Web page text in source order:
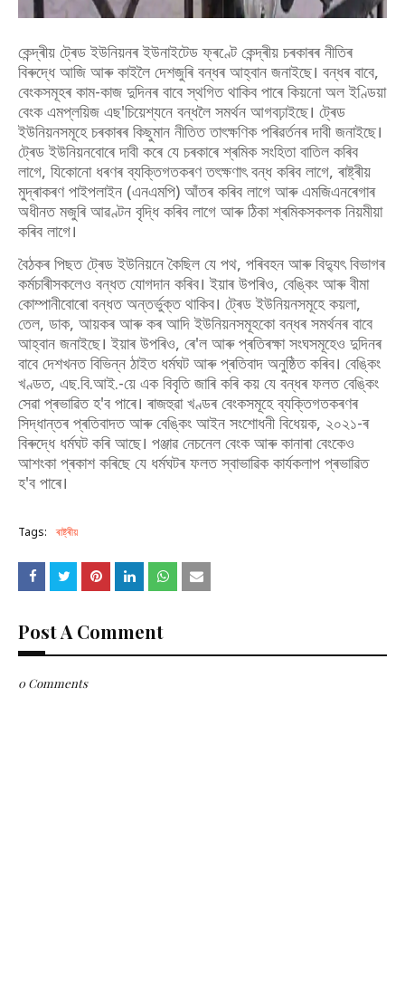
কেন্দ্ৰীয় ট্ৰেড ইউনিয়নৰ ইউনাইটেড ফ্ৰণ্টে কেন্দ্ৰীয় চৰকাৰৰ নীতিৰ
বিৰুদ্ধে আজি আৰু কাইলৈ দেশজুৰি বন্ধৰ আহ্বান জনাইছে। বন্ধৰ বাবে,
বেংকসমূহৰ কাম-কাজ দুদিনৰ বাবে স্থগিত থাকিব পাৰে কিয়নো অল ইণ্ডিয়া
বেংক এমপ্লয়িজ এছ'চিয়েশ্যনে বন্ধলৈ সমৰ্থন আগবঢ়াইছে। ট্ৰেড
ইউনিয়নসমূহে চৰকাৰৰ কিছুমান নীতিত তাৎক্ষণিক পৰিৱৰ্তনৰ দাবী জনাইছে।
ট্ৰেড ইউনিয়নবোৰে দাবী কৰে যে চৰকাৰে শ্ৰমিক সংহিতা বাতিল কৰিব
লাগে, যিকোনো ধৰণৰ ব্যক্তিগতকৰণ তৎক্ষণাৎ বন্ধ কৰিব লাগে, ৰাষ্ট্ৰীয়
মুদ্ৰাকৰণ পাইপলাইন (এনএমপি) আঁতৰ কৰিব লাগে আৰু এমজিএনৰেগাৰ
অধীনত মজুৰি আৱণ্টন বৃদ্ধি কৰিব লাগে আৰু ঠিকা শ্ৰমিকসকলক নিয়মীয়া
কৰিব লাগে।
বৈঠকৰ পিছত ট্ৰেড ইউনিয়নে কৈছিল যে পথ, পৰিবহন আৰু বিদ্যুৎ বিভাগৰ
কৰ্মচাৰীসকলেও বন্ধত যোগদান কৰিব। ইয়াৰ উপৰিও, বেঙ্কিং আৰু বীমা
কোম্পানীবোৰো বন্ধত অন্তৰ্ভুক্ত থাকিব। ট্ৰেড ইউনিয়নসমূহে কয়লা,
তেল, ডাক, আয়কৰ আৰু কৰ আদি ইউনিয়নসমূহকো বন্ধৰ সমৰ্থনৰ বাবে
আহ্বান জনাইছে। ইয়াৰ উপৰিও, ৰে'ল আৰু প্ৰতিৰক্ষা সংঘসমূহেও দুদিনৰ
বাবে দেশখনত বিভিন্ন ঠাইত ধৰ্মঘট আৰু প্ৰতিবাদ অনুষ্ঠিত কৰিব। বেঙ্কিং
খণ্ডত, এছ.বি.আই.-য়ে এক বিবৃতি জাৰি কৰি কয় যে বন্ধৰ ফলত বেঙ্কিং
সেৱা প্ৰভাৱিত হ'ব পাৰে। ৰাজহুৱা খণ্ডৰ বেংকসমূহে ব্যক্তিগতকৰণৰ
সিদ্ধান্তৰ প্ৰতিবাদত আৰু বেঙ্কিং আইন সংশোধনী বিধেয়ক, ২০২১-ৰ
বিৰুদ্ধে ধৰ্মঘট কৰি আছে। পঞ্জাৱ নেচনেল বেংক আৰু কানাৰা বেংকেও
আশংকা প্ৰকাশ কৰিছে যে ধৰ্মঘটৰ ফলত স্বাভাৱিক কাৰ্যকলাপ প্ৰভাৱিত
হ'ব পাৰে।
Tags: ৰাষ্ট্ৰীয়
Post A Comment
0 Comments